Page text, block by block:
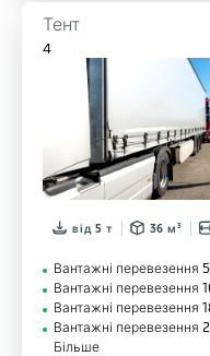
Тент
4
від 5 т 36 м³
Вантажні перевезення
Вантажні перевезення
Вантажні перевезення
Вантажні перевезення
Більше